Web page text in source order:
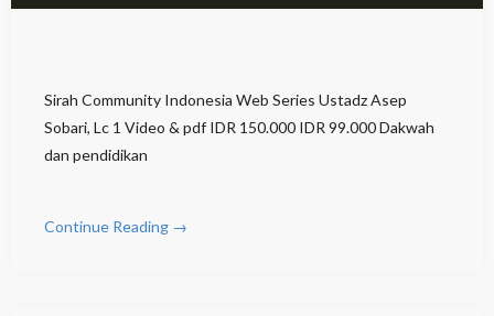
Sirah Community Indonesia Web Series Ustadz Asep
Sobari, Lc 1 Video & pdf IDR 150.000 IDR 99.000 Dakwah
dan pendidikan
Continue Reading →